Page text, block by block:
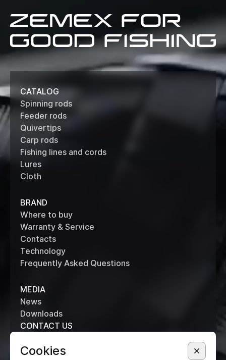
Cookies
Zemex
for
good
fishing
CATALOG
Spinning rods
Feeder rods
Quivertips
Carp rods
Fishing lines and cords
Lures
Cloth
BRAND
Where to buy
Warranty & Service
Contacts
Technology
Frequently Asked Questions
MEDIA
News
Downloads
CONTACT US
info@metsui.ru